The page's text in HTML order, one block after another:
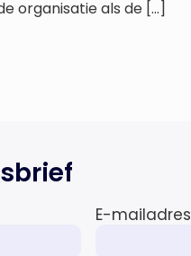
organisatie als de […]
E-mailadres